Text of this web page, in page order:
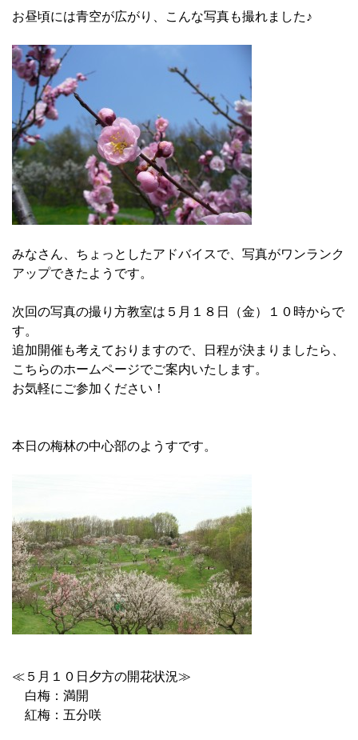
お昼頃には青空が広がり、こんな写真も撮れました♪
みなさん、ちょっとしたアドバイスで、写真がワンランク
アップできたようです。
次回の写真の撮り方教室は５月１８日（金）１０時からで
す。
追加開催も考えておりますので、日程が決まりましたら、
こちらのホームページでご案内いたします。
お気軽にご参加ください！
本日の梅林の中心部のようすです。
≪５月１０日夕方の開花状況≫
白梅：満開
紅梅：五分咲